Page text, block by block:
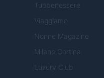
Tuobenessere
Viaggiamo
Nonne Magazine
Milano Cortina
Luxury Club